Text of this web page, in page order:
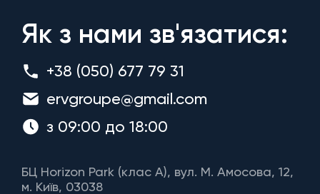
Як з нами зв'язатися:
+38 (050) 677 79 31
ervgroupe@gmail.com
з 09:00 до 18:00
БЦ Horizon Park (клас A), вул. М. Амосова, 12,
м. Київ, 03038